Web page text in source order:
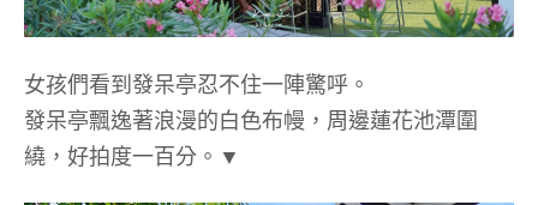
女孩們看到發呆亭忍不住一陣驚呼。
發呆亭飄逸著浪漫的白色布幔，周邊蓮花池潭圍
繞，好拍度一百分。▼